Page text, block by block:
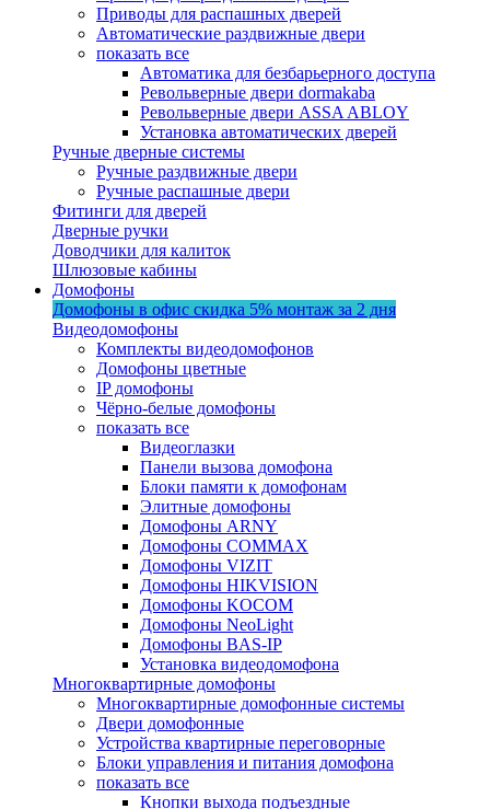
Приводы для распашных дверей
Автоматические раздвижные двери
показать все
Автоматика для безбарьерного доступа
Револьверные двери dormakaba
Револьверные двери ASSA ABLOY
Установка автоматических дверей
Ручные дверные системы
Ручные раздвижные двери
Ручные распашные двери
Фитинги для дверей
Дверные ручки
Доводчики для калиток
Шлюзовые кабины
Домофоны
Домофоны в офис скидка 5% монтаж за 2 дня
Видеодомофоны
Комплекты видеодомофонов
Домофоны цветные
IP домофоны
Чёрно-белые домофоны
показать все
Видеоглазки
Панели вызова домофона
Блоки памяти к домофонам
Элитные домофоны
Домофоны ARNY
Домофоны COMMAX
Домофоны VIZIT
Домофоны HIKVISION
Домофоны KOCOM
Домофоны NeoLight
Домофоны BAS-IP
Установка видеодомофона
Многоквартирные домофоны
Многоквартирные домофонные системы
Двери домофонные
Устройства квартирные переговорные
Блоки управления и питания домофона
показать все
Кнопки выхода подъездные